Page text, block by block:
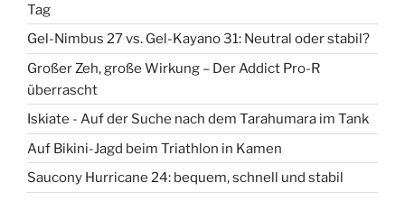
Tag
Gel-Nimbus 27 vs. Gel-Kayano 31: Neutral oder stabil?
Großer Zeh, große Wirkung – Der Addict Pro-R
überrascht
Iskiate - Auf der Suche nach dem Tarahumara im Tank
Auf Bikini-Jagd beim Triathlon in Kamen
Saucony Hurricane 24: bequem, schnell und stabil